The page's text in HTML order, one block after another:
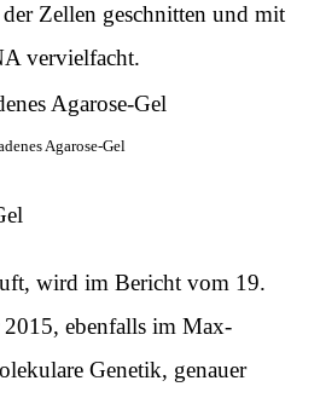
Zellen geschnitten und mit
vervielfacht.
Agarose-Gel
wird im Bericht vom 19.
, ebenfalls im Max-
Genetik, genauer